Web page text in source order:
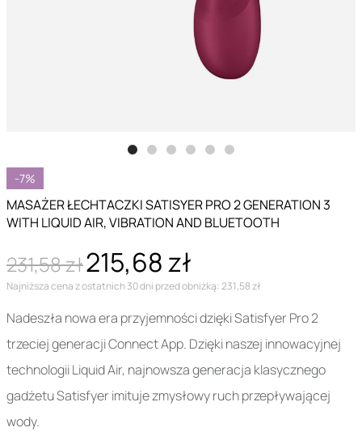
-7%
MASAŻER ŁECHTACZKI SATISYER PRO 2 GENERATION 3
WITH LIQUID AIR, VIBRATION AND BLUETOOTH
231,58 zł215,68 zł
Najniższa cena z ostatnich 30 dni przed obniżką: 231,58 zł
Nadeszła nowa era przyjemności dzięki Satisfyer Pro 2
trzeciej generacji Connect App. Dzięki naszej innowacyjnej
technologii Liquid Air, najnowsza generacja klasycznego
gadżetu Satisfyer imituje zmysłowy ruch przepływającej
wody.